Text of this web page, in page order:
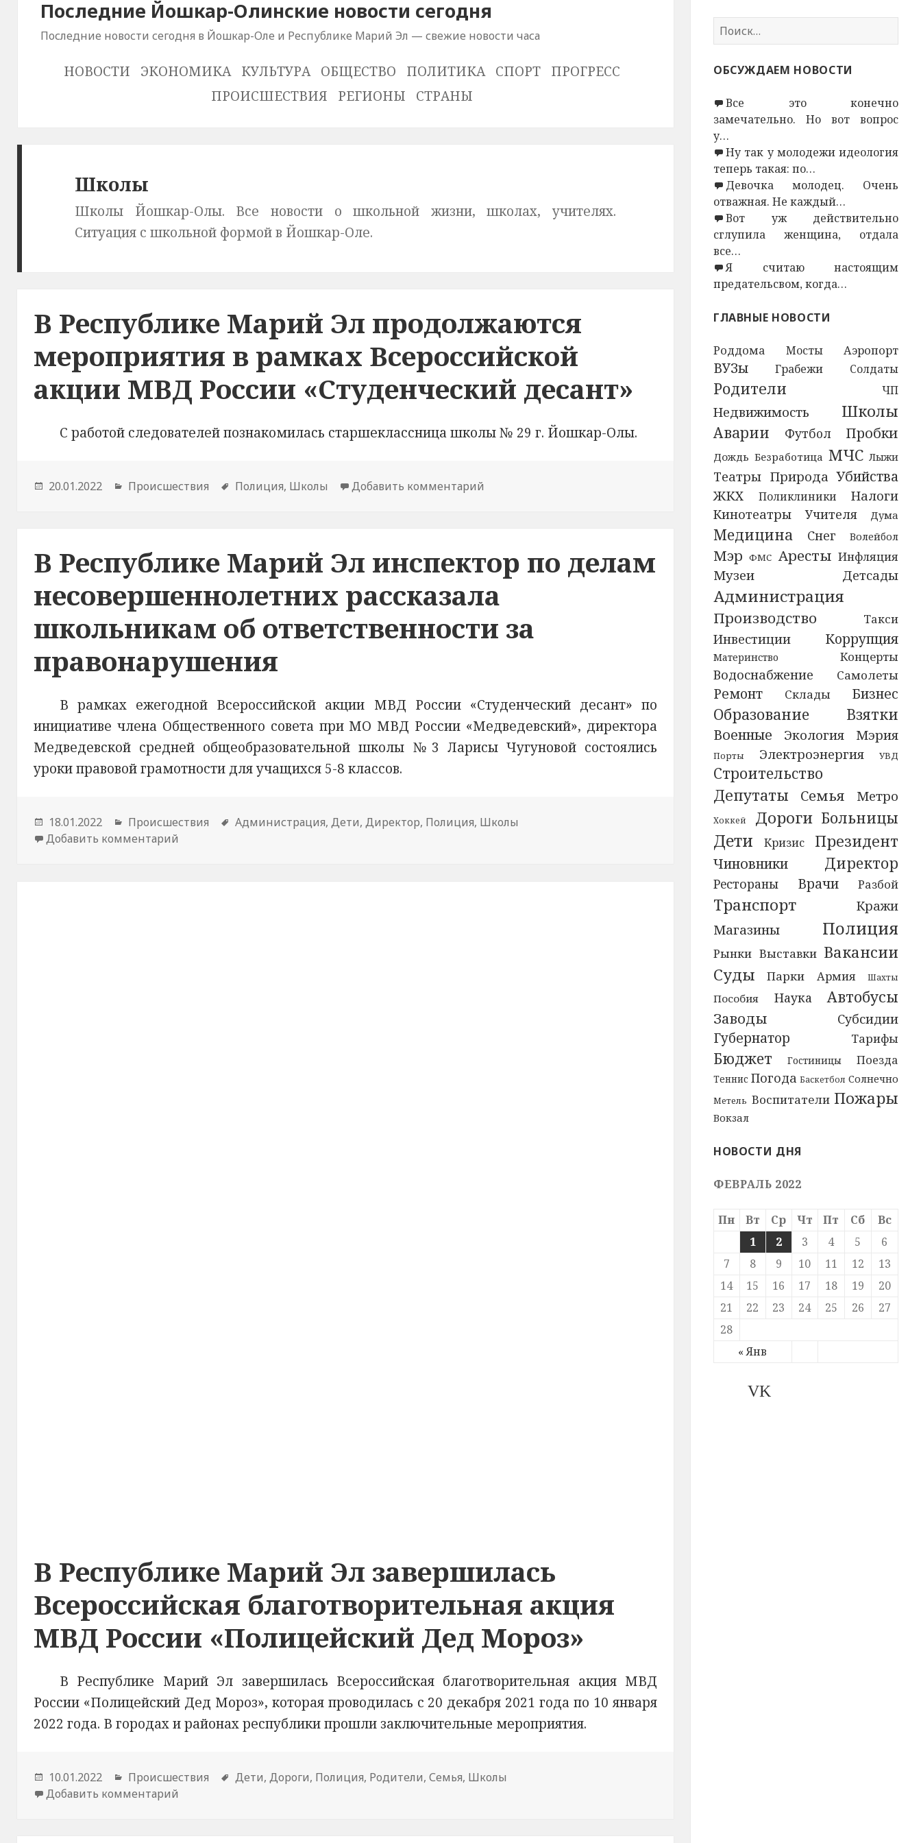
Последние Йошкар-Олинские новости сегодня
Последние новости сегодня в Йошкар-Оле и Республике Марий Эл — свежие новости часа
НОВОСТИ ЭКОНОМИКА КУЛЬТУРА ОБЩЕСТВО ПОЛИТИКА СПОРТ
ПРОГРЕСС
ПРОИСШЕСТВИЯ
РЕГИОНЫ СТРАНЫ
Н
а
т
:
ОБСУЖДАЕМ НОВОСТИ
Все это конечно
замечательно. Но вот вопрос
у…
Ну так у молодежи идеология
теперь такая: по…
Девочка молодец. Очень
отважная. Не каждый…
Вот уж действительно
сглупила женщина, отдала
все…
Я считаю настоящим
предательсвом, когда…
ГЛАВНЫЕ НОВОСТИ
Роддома Мосты Аэропорт
ВУЗы Грабежи Солдаты
Родители ЧП
Недвижимость Школы
Аварии Футбол Пробки
Дождь Безработица МЧС Лыжи
Театры Природа Убийства
ЖКХ Поликлиники
Налоги
Кинотеатры
Учителя Дума
Медицина Снег Волейбол
Мэр ФМС Аресты Инфляция
Музеи Детсады
Администрация
Производство Такси
Инвестиции Коррупция
Материнство Концерты
Водоснабжение Самолеты
Ремонт Склады Бизнес
Образование Взятки
Военные Экология Мэрия
Порты Электроэнергия УВД
Строительство
Депутаты Семья Метро
Хоккей Дороги Больницы
Дети Кризис Президент
Чиновники Директор
Рестораны Врачи Разбой
Транспорт Кражи
Магазины Полиция
Рынки Выставки Вакансии
Суды Парки Армия Шахты
Пособия Наука Автобусы
Заводы Субсидии
Губернатор Тарифы
Бюджет Гостиницы Поезда
Теннис Погода Баскетбол Солнечно
Метель Воспитатели Пожары
Вокзал
НОВОСТИ ДНЯ
ФЕВРАЛЬ 2022
Пн Вт Ср Чт Пт Сб Вс
« Янв
1 2 3 4 5
6
7
8 9 10 11 12
13
14
15 16 17 18 19
20
21
22 23 24 25 26
27
28
VK
Школы
Школы Йошкар-Олы. Все новости о школьной жизни, школах, учителях.
Ситуация с школьной формой в Йошкар-Оле.
В Республике Марий Эл продолжаются
мероприятия в рамках Всероссийской
акции МВД России «Студенческий десант»
С работой следователей познакомилась старшеклассница школы № 29 г. Йошкар-Олы.
Опубликовано
20.01.2022 Рубрики
Происшествия Метки
Полиция, Школы Добавить комментарий к новости В Республике Марий Эл продолжаются мероприятия в рамках
В Республике Марий Эл инспектор по делам
несовершеннолетних рассказала
школьникам об ответственности за
правонарушения
В рамках ежегодной Всероссийской акции МВД России «Студенческий десант» по
инициативе члена Общественного совета при МО МВД России «Медведевский», директора
Медведевской средней общеобразовательной школы №3 Ларисы Чугуновой состоялись
уроки правовой грамотности для учащихся 5-8 классов.
Опубликовано
18.01.2022 Рубрики
Происшествия Метки
Администрация,Дети,Директор, Полиция, Школы
Добавить комментарий к новости В Республике Марий Эл инспектор по делам несовершеннолетних рассказала школьникам об ответственности за
В Республике Марий Эл завершилась
Всероссийская благотворительная акция
МВД России «Полицейский Дед Мороз»
В Республике Марий Эл завершилась Всероссийская благотворительная акция МВД
России «Полицейский Дед Мороз», которая проводилась с 20 декабря 2021 года по 10 января
2022 года. В городах и районах республики прошли заключительные мероприятия.
Опубликовано
10.01.2022 Рубрики
Происшествия Метки
Дети,Дороги, Полиция, Родители,Семья, Школы
Добавить комментарий